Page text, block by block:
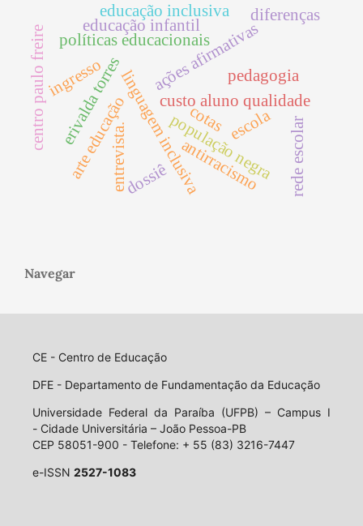
linguagem inclusivacusto aluno qualidade
erivalda torres ações afirmativas
cotas
ingresso
políticas educacionais
entrevista.
arte educação população negra
centro paulo freire
rede escolar
educação infantil
pedagogia
escola
educação inclusiva diferenças
dossiê antirracismo
Navegar
CE - Centro de Educação
DFE - Departamento de Fundamentação da Educação
Universidade Federal da Paraíba (UFPB) – Campus I
- Cidade Universitária – João Pessoa-PB
CEP 58051-900 - Telefone: + 55 (83) 3216-7447
e-ISSN 2527-1083